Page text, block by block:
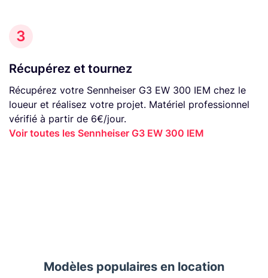
3
Récupérez et tournez
Récupérez votre Sennheiser G3 EW 300 IEM chez le
loueur et réalisez votre projet. Matériel professionnel
vérifié à partir de 6€/jour.
Voir toutes les Sennheiser G3 EW 300 IEM
Modèles populaires en location